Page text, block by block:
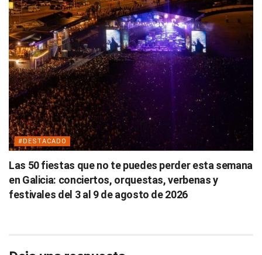
#DESTACADO
Las 50 fiestas que no te puedes perder esta semana
en Galicia: conciertos, orquestas, verbenas y
festivales del 3 al 9 de agosto de 2026